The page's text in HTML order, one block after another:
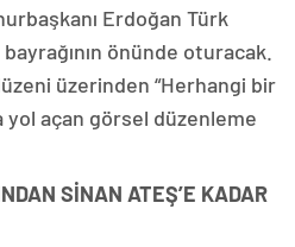
Erdoğan Türk
önünde oturacak.
üzerinden “Herhangi bir
yol açan görsel düzenleme
SİNAN ATEŞ’E KADAR